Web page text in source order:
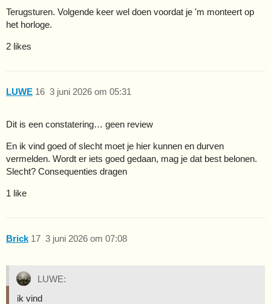
Terugsturen. Volgende keer wel doen voordat je 'm monteert op
het horloge.
2 likes
LUWE 3 juni 2026 om 05:31
16
Dit is een constatering… geen review
En ik vind goed of slecht moet je hier kunnen en durven
vermelden. Wordt er iets goed gedaan, mag je dat best belonen.
Slecht? Consequenties dragen
1 like
Brick 3 juni 2026 om 07:08
17
LUWE:
ik vind